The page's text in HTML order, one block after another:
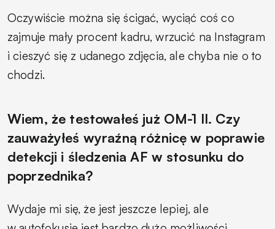
Oczywiście można się ścigać, wyciąć coś co
zajmuje mały procent kadru, wrzucić na Instagram
i cieszyć się z udanego zdjęcia, ale chyba nie o to
chodzi.
Wiem, że testowałeś już OM-1 II. Czy
zauważyłeś wyraźną różnicę w poprawie
detekcji i śledzenia AF w stosunku do
poprzednika?
Wydaje mi się, że jest jeszcze lepiej, ale